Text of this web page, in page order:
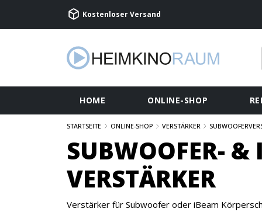
Kostenloser Versand
HOME ONLINE-SHOP
STARTSEITE ONLINE-SHOP VERSTÄRKER
SUBWOOFER- &
VERSTÄRKER
Verstärker für Subwoofer oder iBeam